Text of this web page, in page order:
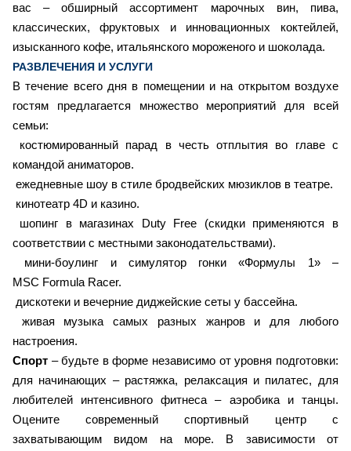
вас – обширный ассортимент марочных вин, пива,
классических, фруктовых и инновационных коктейлей,
изысканного кофе, итальянского мороженого и шоколада.
РАЗВЛЕЧЕНИЯ И УСЛУГИ
В течение всего дня в помещении и на открытом воздухе
гостям предлагается множество мероприятий для всей
семьи:
костюмированный парад в честь отплытия во главе с
командой аниматоров.
ежедневные шоу в стиле бродвейских мюзиклов в театре.
кинотеатр 4D и казино.
шопинг в магазинах Duty Free (скидки применяются в
соответствии с местными законодательствами).
мини-боулинг и симулятор гонки «Формулы 1» –
MSC Formula Racer.
дискотеки и вечерние диджейские сеты у бассейна.
живая музыка самых разных жанров и для любого
настроения.
Спорт – будьте в форме независимо от уровня подготовки:
для начинающих – растяжка, релаксация и пилатес, для
любителей интенсивного фитнеса – аэробика и танцы.
Оцените современный спортивный центр с
захватывающим видом на море. В зависимости от